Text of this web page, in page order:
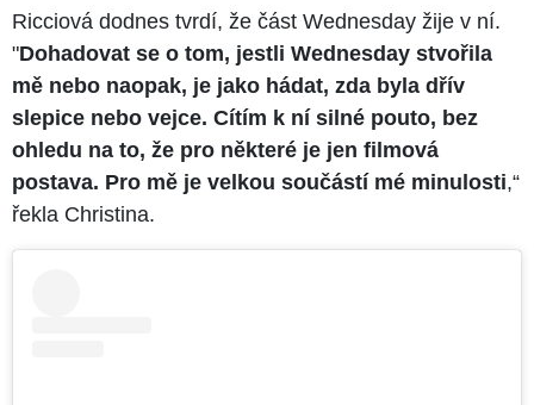
Ricciová dodnes tvrdí, že část Wednesday žije v ní.
"Dohadovat se o tom, jestli Wednesday stvořila
mě nebo naopak, je jako hádat, zda byla dřív
slepice nebo vejce. Cítím k ní silné pouto, bez
ohledu na to, že pro některé je jen filmová
postava. Pro mě je velkou součástí mé minulosti,“
řekla Christina.